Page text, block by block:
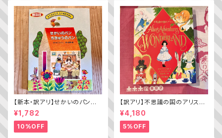
【新本・訳アリ】せかいのパン
ちきゅうのパン（普及版 かこさ
¥1,782
10%OFF
【訳アリ】不思議の国のアリス（A
lice’s Adventures in WOND
ERLAND）
¥4,180
5%OFF